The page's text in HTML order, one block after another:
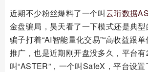
近期不少粉丝爆料了一个叫云珩数据
金盘骗局，昊天看了一下模式还是典型
骗子打着“AI智能量化交易”“高收益跟
推广，也是近期刚开盘没多久，平台
叫“ASTER”，一个叫SafeX，平台设